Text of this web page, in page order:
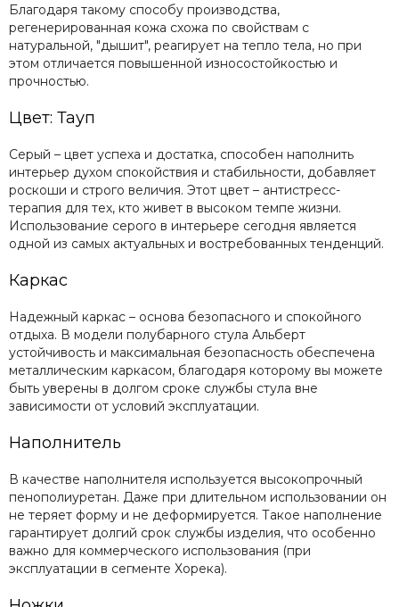
Благодаря такому способу производства,
регенерированная кожа схожа по свойствам с
натуральной, "дышит", реагирует на тепло тела, но при
этом отличается повышенной износостойкостью и
прочностью.
Цвет: Тауп
Серый – цвет успеха и достатка, способен наполнить
интерьер духом спокойствия и стабильности, добавляет
роскоши и строго величия. Этот цвет – антистресс-
терапия для тех, кто живет в высоком темпе жизни.
Использование серого в интерьере сегодня является
одной из самых актуальных и востребованных тенденций.
Каркас
Надежный каркас – основа безопасного и спокойного
отдыха. В модели полубарного стула Альберт
устойчивость и максимальная безопасность обеспечена
металлическим каркасом, благодаря которому вы можете
быть уверены в долгом сроке службы стула вне
зависимости от условий эксплуатации.
Наполнитель
В качестве наполнителя используется высокопрочный
пенополиуретан. Даже при длительном использовании он
не теряет форму и не деформируется. Такое наполнение
гарантирует долгий срок службы изделия, что особенно
важно для коммерческого использования (при
эксплуатации в сегменте Хорека).